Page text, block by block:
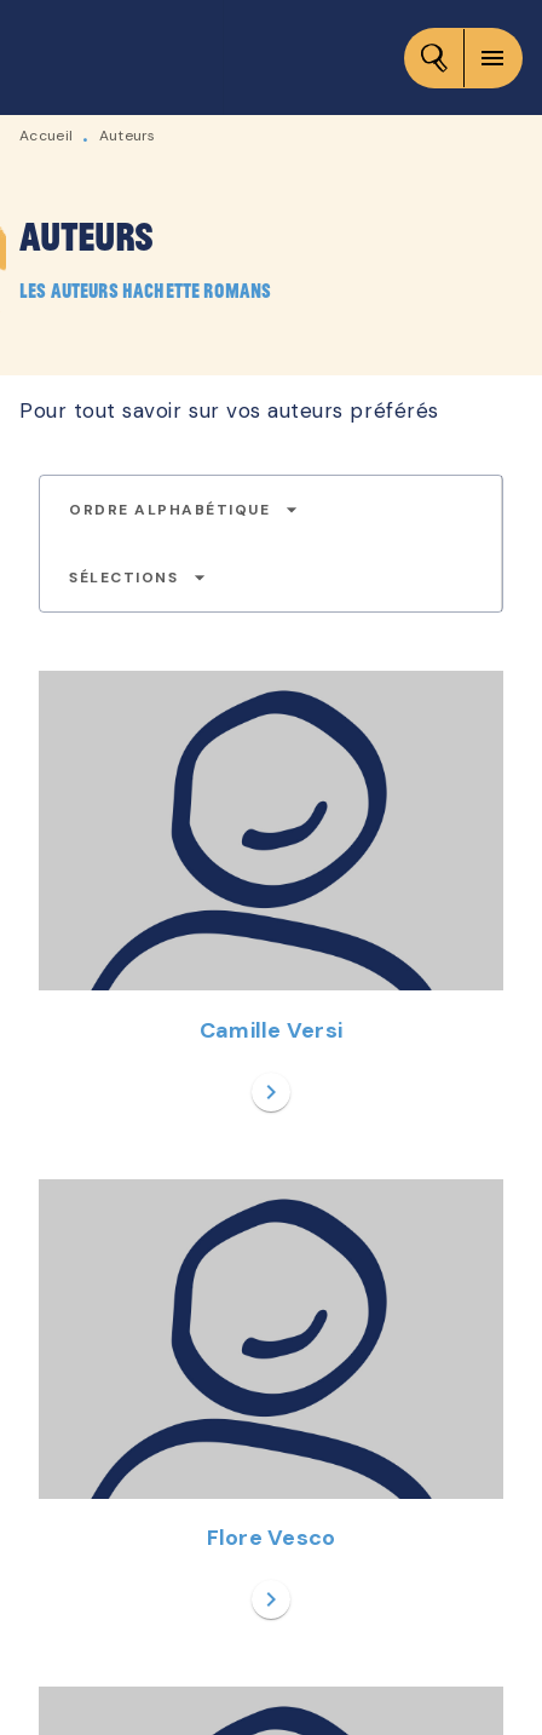
CONTENU
menu
Accueil • Auteurs
Auteurs
Les auteurs Hachette Romans
Pour tout savoir sur vos auteurs préférés
ORDRE ALPHABÉTIQUE arrow_drop_down
SÉLECTIONS arrow_drop_down
Camille Versi
chevron_right
Flore Vesco
chevron_right